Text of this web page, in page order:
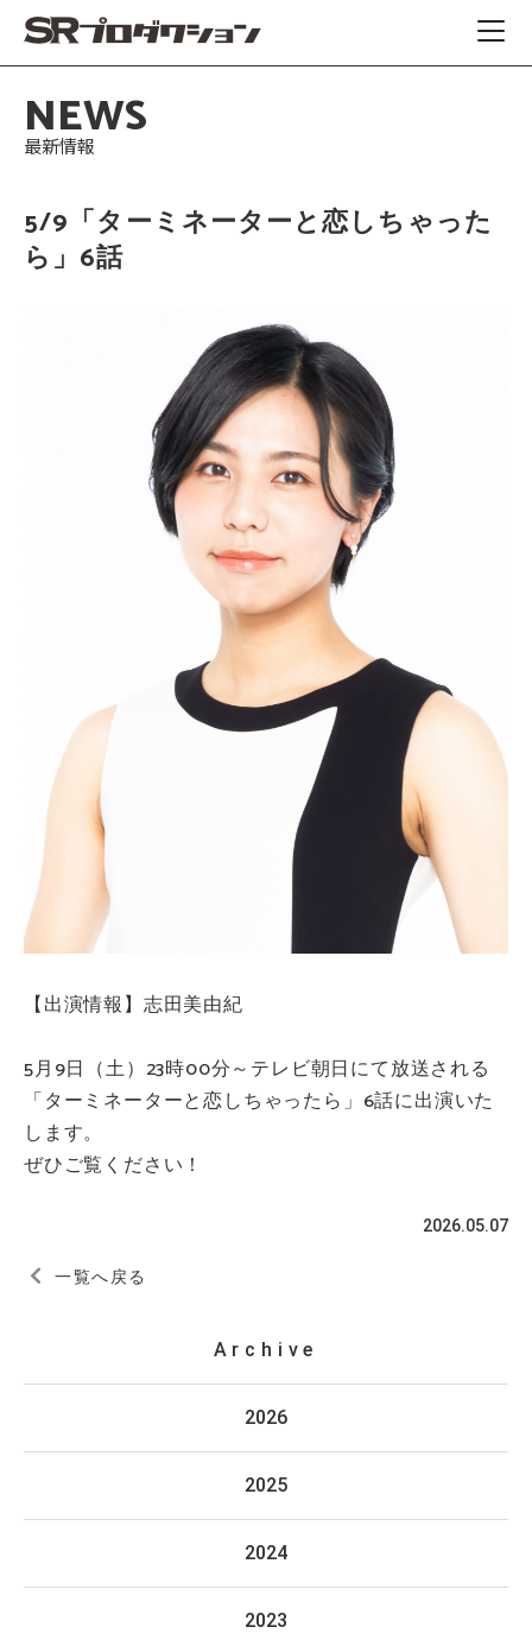
NEWS
最新情報
5/9「ターミネーターと恋しちゃった
ら」6話
【出演情報】志田美由紀
5月9日（土）23時00分～テレビ朝日にて放送される
「ターミネーターと恋しちゃったら」6話に出演いた
します。
ぜひご覧ください！
2026.05.07
一覧へ戻る
Archive
2026
2025
2024
2023